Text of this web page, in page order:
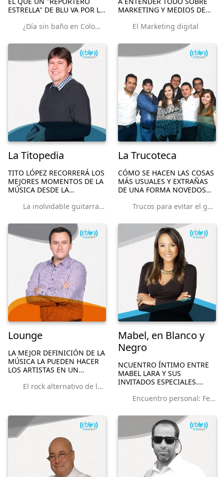
ESTRELLA" DE BLU VA POR LA
ALGUNOS ESPONTÁNEOS
CONSTRUIR UNA NOTICIA
¿Día sin baño en Colombia? La Noticia Mentirosa
MARKETING Y MEDIOS DE
IDEAS DE MERCADO,
PROGRAMAS DE TV,
TECNOLOGÍA, TENDENCIAS,
El Marketing digital
La Titopedia
TITO LÓPEZ RECORRERÁ LOS
MEJORES MOMENTOS DE LA
MÚSICA DESDE LA
DE ACORDES Y COMPASES
SUS ARTISTAS FAVORITOS.
La inolvidable guitarra en Walk This Way
La Trucoteca
CÓMO SE HACEN LAS COSAS
MÁS USUALES Y EXTRAÑAS
DE UNA FORMA NOVEDOSA,
APUROS A CUALQUIERA.
HACER ALGO CON MUCHO
DE HUMOR.
Trucos para evitar el guayabo
Lounge
LA MEJOR DEFINICIÓN DE LA
MÚSICA LA PUEDEN HACER
LOS ARTISTAS EN UN
ÍNTIMO, REAL, DONDE
El rock alternativo de la mano de Burana Polar
Mabel, en Blanco y
Negro
NCUENTRO ÍNTIMO ENTRE
MABEL LARA Y SUS
INVITADOS ESPECIALES.
TODO EN UN SOLO LUGAR
DE CADA UNO DE LOS
PROTAGONISTAS.
Encuentro personal: Felipe Peláez